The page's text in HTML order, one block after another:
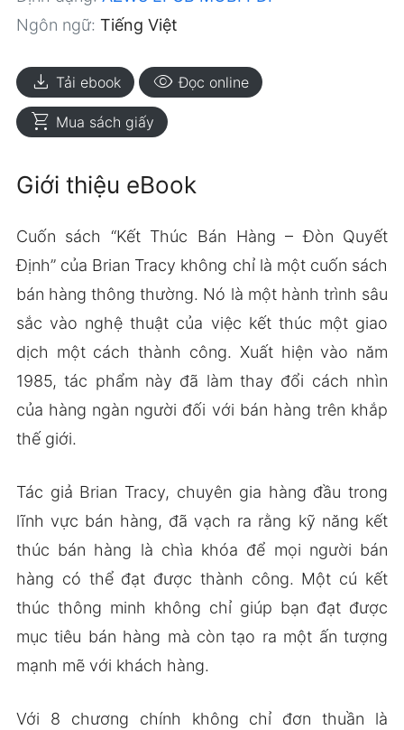
Ngôn ngữ: Tiếng Việt
download Tải ebook visibility Đọc online
shopping_cart Mua sách giấy
Giới thiệu eBook
Cuốn sách “Kết Thúc Bán Hàng – Đòn Quyết
Định” của Brian Tracy không chỉ là một cuốn sách
bán hàng thông thường. Nó là một hành trình sâu
sắc vào nghệ thuật của việc kết thúc một giao
dịch một cách thành công. Xuất hiện vào năm
1985, tác phẩm này đã làm thay đổi cách nhìn
của hàng ngàn người đối với bán hàng trên khắp
thế giới.
Tác giả Brian Tracy, chuyên gia hàng đầu trong
lĩnh vực bán hàng, đã vạch ra rằng kỹ năng kết
thúc bán hàng là chìa khóa để mọi người bán
hàng có thể đạt được thành công. Một cú kết
thúc thông minh không chỉ giúp bạn đạt được
mục tiêu bán hàng mà còn tạo ra một ấn tượng
mạnh mẽ với khách hàng.
Với 8 chương chính không chỉ đơn thuần là